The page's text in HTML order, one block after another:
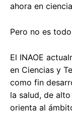
ahora en
Pero no es
El INAOE
en Ciencias y
como fin
la salud, de
orienta al